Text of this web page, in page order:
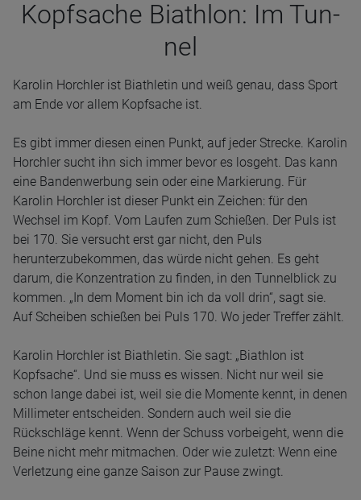
Kopf­sa­che Biath­lon: Im Tun­
nel
Karolin Horchler ist Biathletin und weiß genau, dass Sport
am Ende vor allem Kopfsache ist.
Es gibt immer diesen einen Punkt, auf jeder Strecke. Karolin
Horchler sucht ihn sich immer bevor es losgeht. Das kann
eine Bandenwerbung sein oder eine Markierung. Für
Karolin Horchler ist dieser Punkt ein Zeichen: für den
Wechsel im Kopf. Vom Laufen zum Schießen. Der Puls ist
bei 170. Sie versucht erst gar nicht, den Puls
herunterzubekommen, das würde nicht gehen. Es geht
darum, die Konzentration zu finden, in den Tunnelblick zu
kommen. „In dem Moment bin ich da voll drin“, sagt sie.
Auf Scheiben schießen bei Puls 170. Wo jeder Treffer zählt.
Karolin Horchler ist Biathletin. Sie sagt: „Biathlon ist
Kopfsache“. Und sie muss es wissen. Nicht nur weil sie
schon lange dabei ist, weil sie die Momente kennt, in denen
Millimeter entscheiden. Sondern auch weil sie die
Rückschläge kennt. Wenn der Schuss vorbeigeht, wenn die
Beine nicht mehr mitmachen. Oder wie zuletzt: Wenn eine
Verletzung eine ganze Saison zur Pause zwingt.